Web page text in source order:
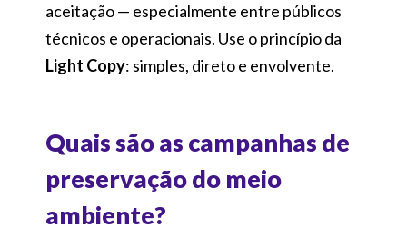
aceitação — especialmente entre públicos
técnicos e operacionais. Use o princípio da
Light Copy: simples, direto e envolvente.
Quais são as campanhas de
preservação do meio
ambiente?